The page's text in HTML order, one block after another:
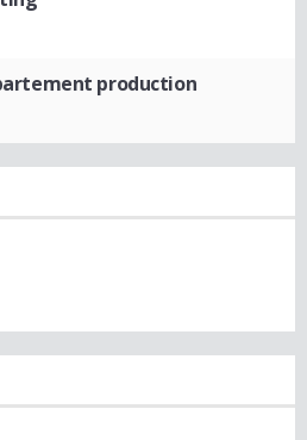
production